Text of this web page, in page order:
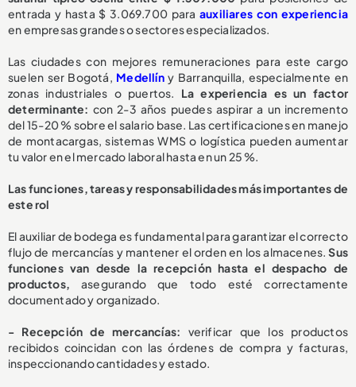
entrada y hasta $ 3.069.700 para auxiliares con experiencia
en empresas grandes o sectores especializados.
Las ciudades con mejores remuneraciones para este cargo
suelen ser Bogotá, Medellíny Barranquilla, especialmente en
zonas industriales o puertos. La experiencia es un factor
determinante: con 2-3 años puedes aspirar a un incremento
del 15-20 % sobre el salario base. Las certificaciones en manejo
de montacargas, sistemas WMS o logística pueden aumentar
tu valor en el mercado laboral hasta en un 25 %.
Las funciones, tareas y responsabilidades más importantes de
este rol
El auxiliar de bodega es fundamental para garantizar el correcto
flujo de mercancías y mantener el orden en los almacenes.Sus
funciones van desde la recepción hasta el despacho de
productos, asegurando que todo esté correctamente
documentado y organizado.
- Recepción de mercancías: verificar que los productos
recibidos coincidan con las órdenes de compra y facturas,
inspeccionando cantidades y estado.